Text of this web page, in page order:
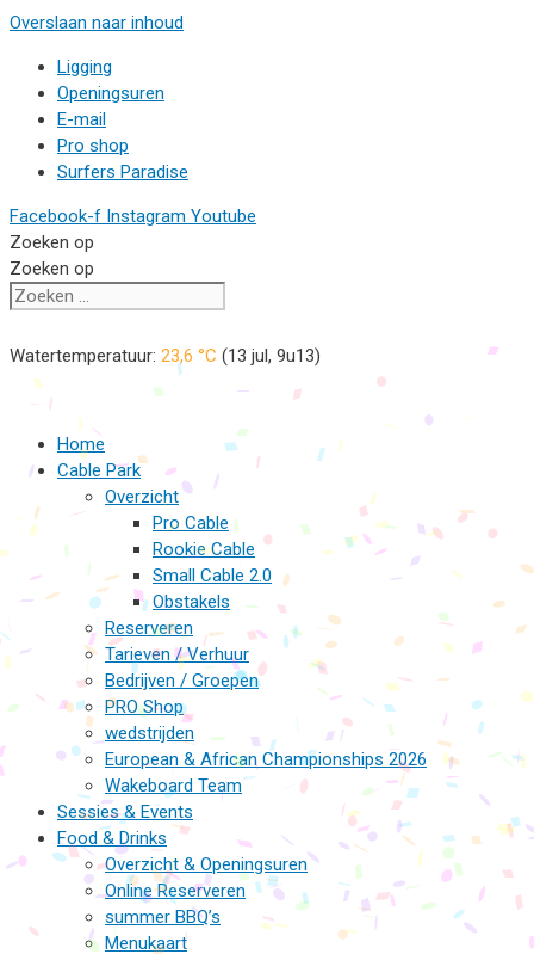
Overslaan naar inhoud
Ligging
Openingsuren
E-mail
Pro shop
Surfers Paradise
Facebook-f Instagram Youtube
Zoeken op
Zoeken op
Watertemperatuur: 23,6 °C (13 jul, 9u13)
Home
Cable Park
Overzicht
Pro Cable
Rookie Cable
Small Cable 2.0
Obstakels
Reserveren
Tarieven / Verhuur
Bedrijven / Groepen
PRO Shop
wedstrijden
European & African Championships 2026
Wakeboard Team
Sessies & Events
Food & Drinks
Overzicht & Openingsuren
Online Reserveren
summer BBQ’s
Menukaart